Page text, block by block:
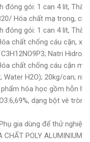
đóng gói: 1 can 4 lít,
Hóa chất mạ trong,
đóng gói: 1 can 4 lít,
chất chống cáu cặn,
Natri
chất chống cáu cặn
Water H2O); 20kg/can;
hóa học gồm hỗn
dạng bột vê
gia dùng để thử
POLY ALUMINIUM